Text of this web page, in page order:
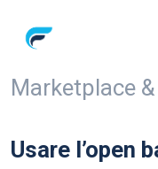
Marketplace
Usare l’open